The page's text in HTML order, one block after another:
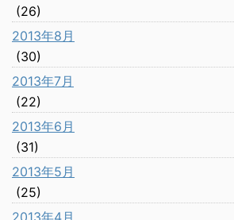
(26)
2013年8月
(30)
2013年7月
(22)
2013年6月
(31)
2013年5月
(25)
2013年4月